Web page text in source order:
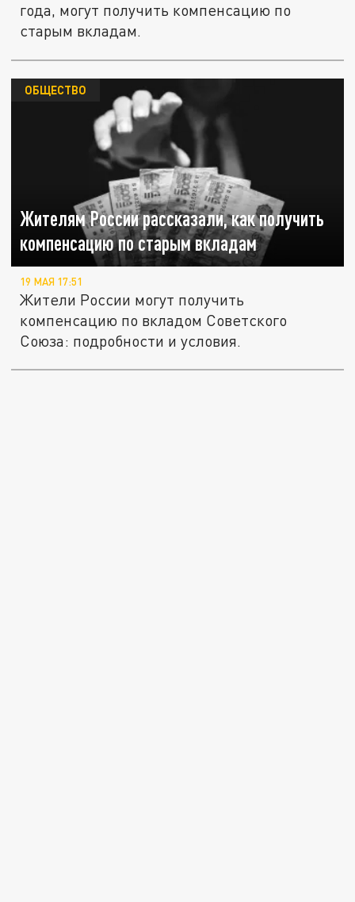
года, могут получить компенсацию по
старым вкладам.
Жителям России рассказали, как получить
компенсацию по старым вкладам
ОБЩЕСТВО
19 МАЯ 17:51
Жители России могут получить
компенсацию по вкладом Советского
Союза: подробности и условия.